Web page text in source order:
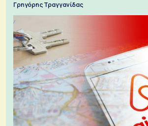
Γρηγόρης Τραγγανίδας